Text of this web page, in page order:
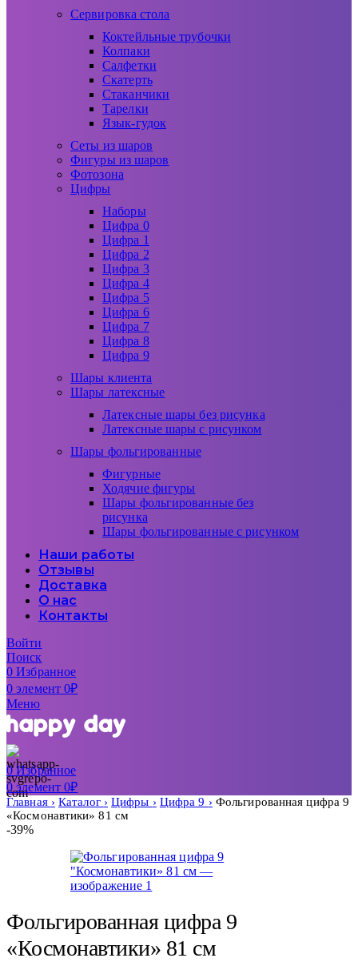
Сервировка стола
Коктейльные трубочки
Колпаки
Салфетки
Скатерть
Стаканчики
Тарелки
Язык-гудок
Сеты из шаров
Фигуры из шаров
Фотозона
Цифры
Наборы
Цифра 0
Цифра 1
Цифра 2
Цифра 3
Цифра 4
Цифра 5
Цифра 6
Цифра 7
Цифра 8
Цифра 9
Шары клиента
Шары латексные
Латексные шары без рисунка
Латексные шары с рисунком
Шары фольгированные
Фигурные
Ходячие фигуры
Шары фольгированные без
рисунка
Шары фольгированные с рисунком
Наши работы
Отзывы
Доставка
О нас
Контакты
Войти
Поиск
0Избранное
0элемент 0₽
Меню
0Избранное
0элемент 0₽
Главная Каталог Цифры Цифра 9
Фольгированная цифра 9
«Космонавтики» 81 см
-39%
Фольгированная цифра 9
«Космонавтики» 81 см